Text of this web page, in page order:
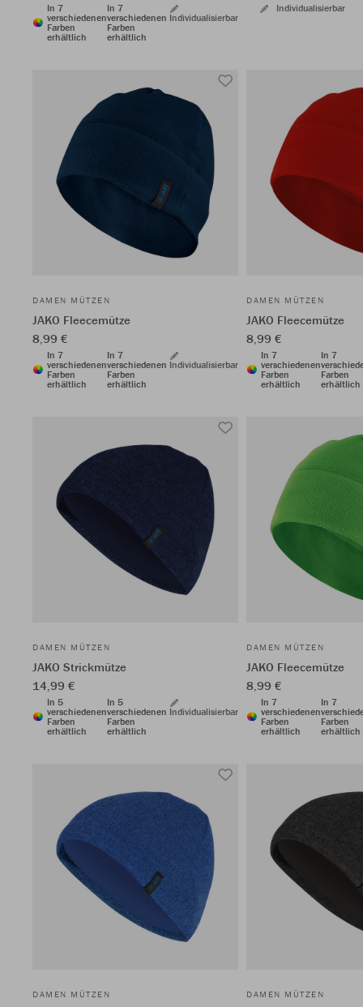
In 7
verschiedenen
Farben
erhältlich
In 7
verschiedenen
Farben
erhältlich
Individualisierbar
Individualisierbar
DAMEN MÜTZEN
JAKO Fleecemütze
8,99 €
In 7
verschiedenen
Farben
erhältlich
In 7
verschiedenen
Farben
erhältlich
Individualisierbar
DAMEN MÜTZEN
JAKO Fleecemütze
8,99 €
In 7
verschiedenen
Farben
erhältlich
In 7
Farben
erhältlich
DAMEN MÜTZEN
JAKO Strickmütze
14,99 €
In 5
verschiedenen
Farben
erhältlich
In 5
verschiedenen
Farben
erhältlich
Individualisierbar
DAMEN MÜTZEN
JAKO Fleecemütze
8,99 €
In 7
verschiedenen
Farben
erhältlich
In 7
Farben
erhältlich
DAMEN MÜTZEN DAMEN MÜTZEN